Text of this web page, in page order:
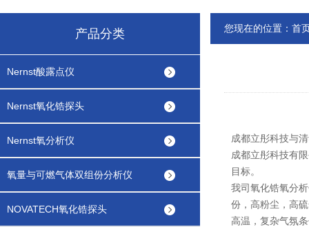
产品分类
Nernst酸露点仪
Nernst氧化锆探头
Nernst氧分析仪
氧量与可燃气体双组份分析仪
NOVATECH氧化锆探头
您现在的位置： 首
成都立彤科技与
成都立彤科技有
目标。
我司氧化锆氧分
份，高粉尘，高
高温，复杂气氛